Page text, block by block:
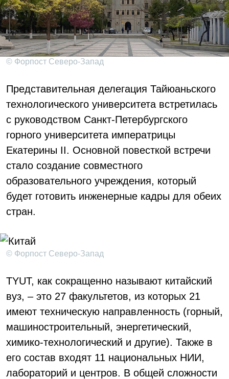
© Форпост Северо-Запад
Представительная делегация Тайюаньского
технологического университета встретилась
с руководством Санкт-Петербургского
горного университета императрицы
Екатерины II. Основной повесткой встречи
стало создание совместного
образовательного учреждения, который
будет готовить инженерные кадры для обеих
стран.
© Форпост Северо-Запад
TYUT, как сокращенно называют китайский
вуз, – это 27 факультетов, из которых 21
имеют техническую направленность (горный,
машиностроительный, энергетический,
химико-технологический и другие). Также в
его состав входят 11 национальных НИИ,
лабораторий и центров. В общей сложности